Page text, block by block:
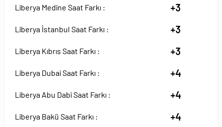
Liberya Medine Saat Farkı : +3
Liberya İstanbul Saat Farkı : +3
Liberya Kıbrıs Saat Farkı : +3
Liberya Dubai Saat Farkı : +4
Liberya Abu Dabi Saat Farkı : +4
Liberya Bakü Saat Farkı : +4